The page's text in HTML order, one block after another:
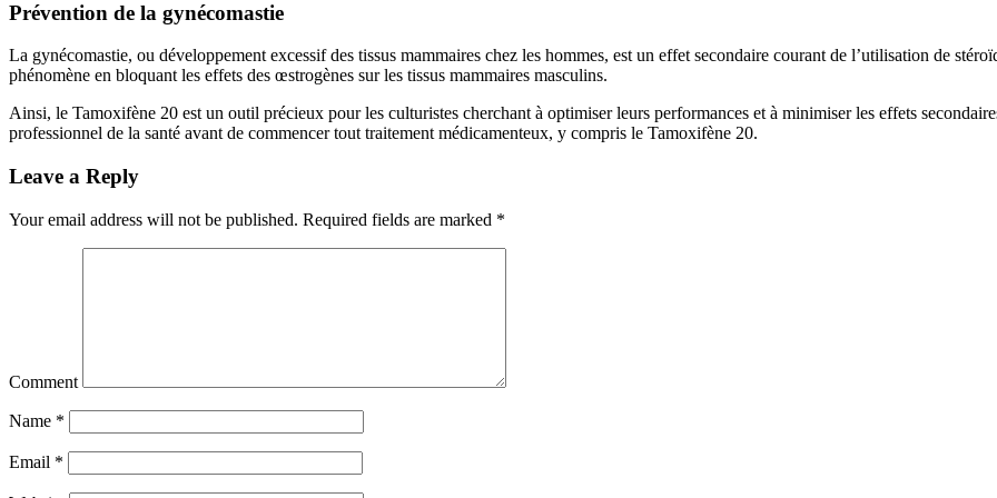
Prévention de la gynécomastie
La gynécomastie, ou développement excessif des tissus mammaires chez les hommes, est un effet secondaire courant de l’utilisation de
phénomène en bloquant les effets des œstrogènes sur les tissus mammaires masculins.
Ainsi, le Tamoxifène 20 est un outil précieux pour les culturistes cherchant à optimiser leurs performances et à minimiser les effets
professionnel de la santé avant de commencer tout traitement médicamenteux, y compris le Tamoxifène 20.
Leave a Reply
Your email address will not be published. Required fields are marked *
Comment
Name *
Email *